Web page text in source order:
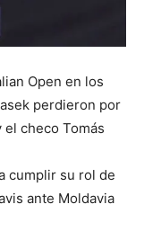
Open en los
perdieron por
checo Tomás
cumplir su rol de
ante Moldavia